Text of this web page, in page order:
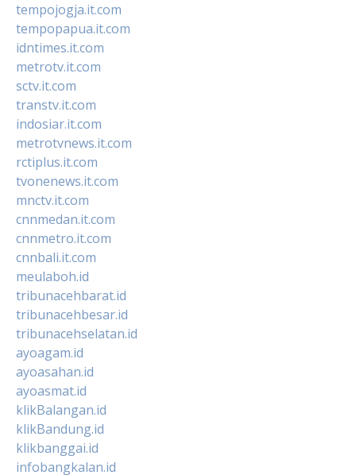
tempojogja.it.com
tempopapua.it.com
idntimes.it.com
metrotv.it.com
sctv.it.com
transtv.it.com
indosiar.it.com
metrotvnews.it.com
rctiplus.it.com
tvonenews.it.com
mnctv.it.com
cnnmedan.it.com
cnnmetro.it.com
cnnbali.it.com
meulaboh.id
tribunacehbarat.id
tribunacehbesar.id
tribunacehselatan.id
ayoagam.id
ayoasahan.id
ayoasmat.id
klikBalangan.id
klikBandung.id
klikbanggai.id
infobangkalan.id